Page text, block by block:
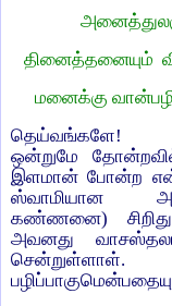
தினைத்தனையும்
மனைக்கு
ஒன்றுமே
இளமான் போன்ற
ஸ்வாமியான
கண்ணனை)
அவனது